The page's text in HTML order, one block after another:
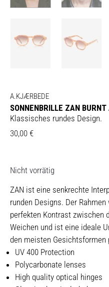
A.KJÆRBEDE
SONNENBRILLE ZAN
Klassisches rundes Design.
30,00 €
Nicht vorrätig
ZAN ist eine senkrechte
runden Designs. Der
perfekten Kontrast zwischen
Weichen und ist eine ideale
den meisten Gesichtsformen
UV 400 Protection
Polycarbonate lenses
High quality optical hinges